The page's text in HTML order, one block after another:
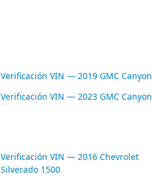
Verificación VIN — 2019 GMC Canyon
Verificación VIN — 2023 GMC Canyon
Verificación VIN — 2016 Chevrolet
Silverado 1500